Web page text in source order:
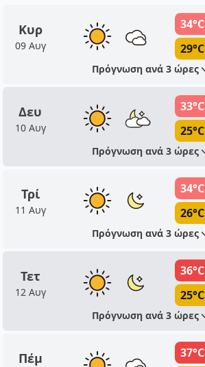
Κυρ
09 Αυγ
34°C
29°C
Πρόγνωση ανά 3 ώρες
Δευ
10 Αυγ
33°C
25°C
Πρόγνωση ανά 3 ώρες
Τρί
11 Αυγ
34°C
26°C
Πρόγνωση ανά 3 ώρες
Τετ
12 Αυγ
36°C
25°C
Πρόγνωση ανά 3 ώρες
Πέμ
37°C